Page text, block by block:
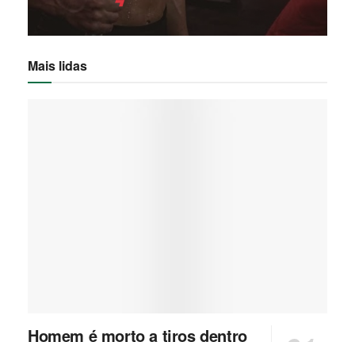
Mais lidas
Homem é morto a tiros dentro